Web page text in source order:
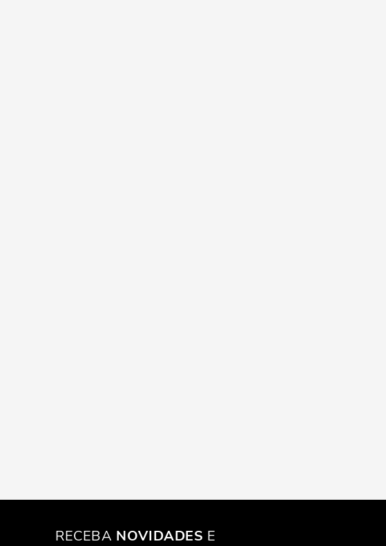
RECEBA NOVIDADES E